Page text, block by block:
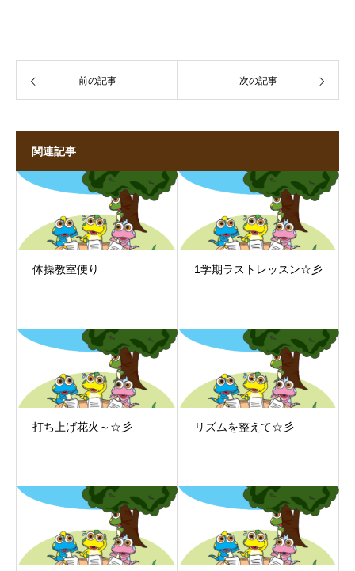
前の記事 次の記事
関連記事
体操教室便り 1学期ラストレッスン☆彡
打ち上げ花火～☆彡 リズムを整えて☆彡